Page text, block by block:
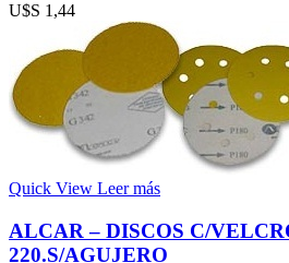
U$S 1,44
Quick View Leer más
ALCAR – DISCOS C/
220.S/AGUJERO